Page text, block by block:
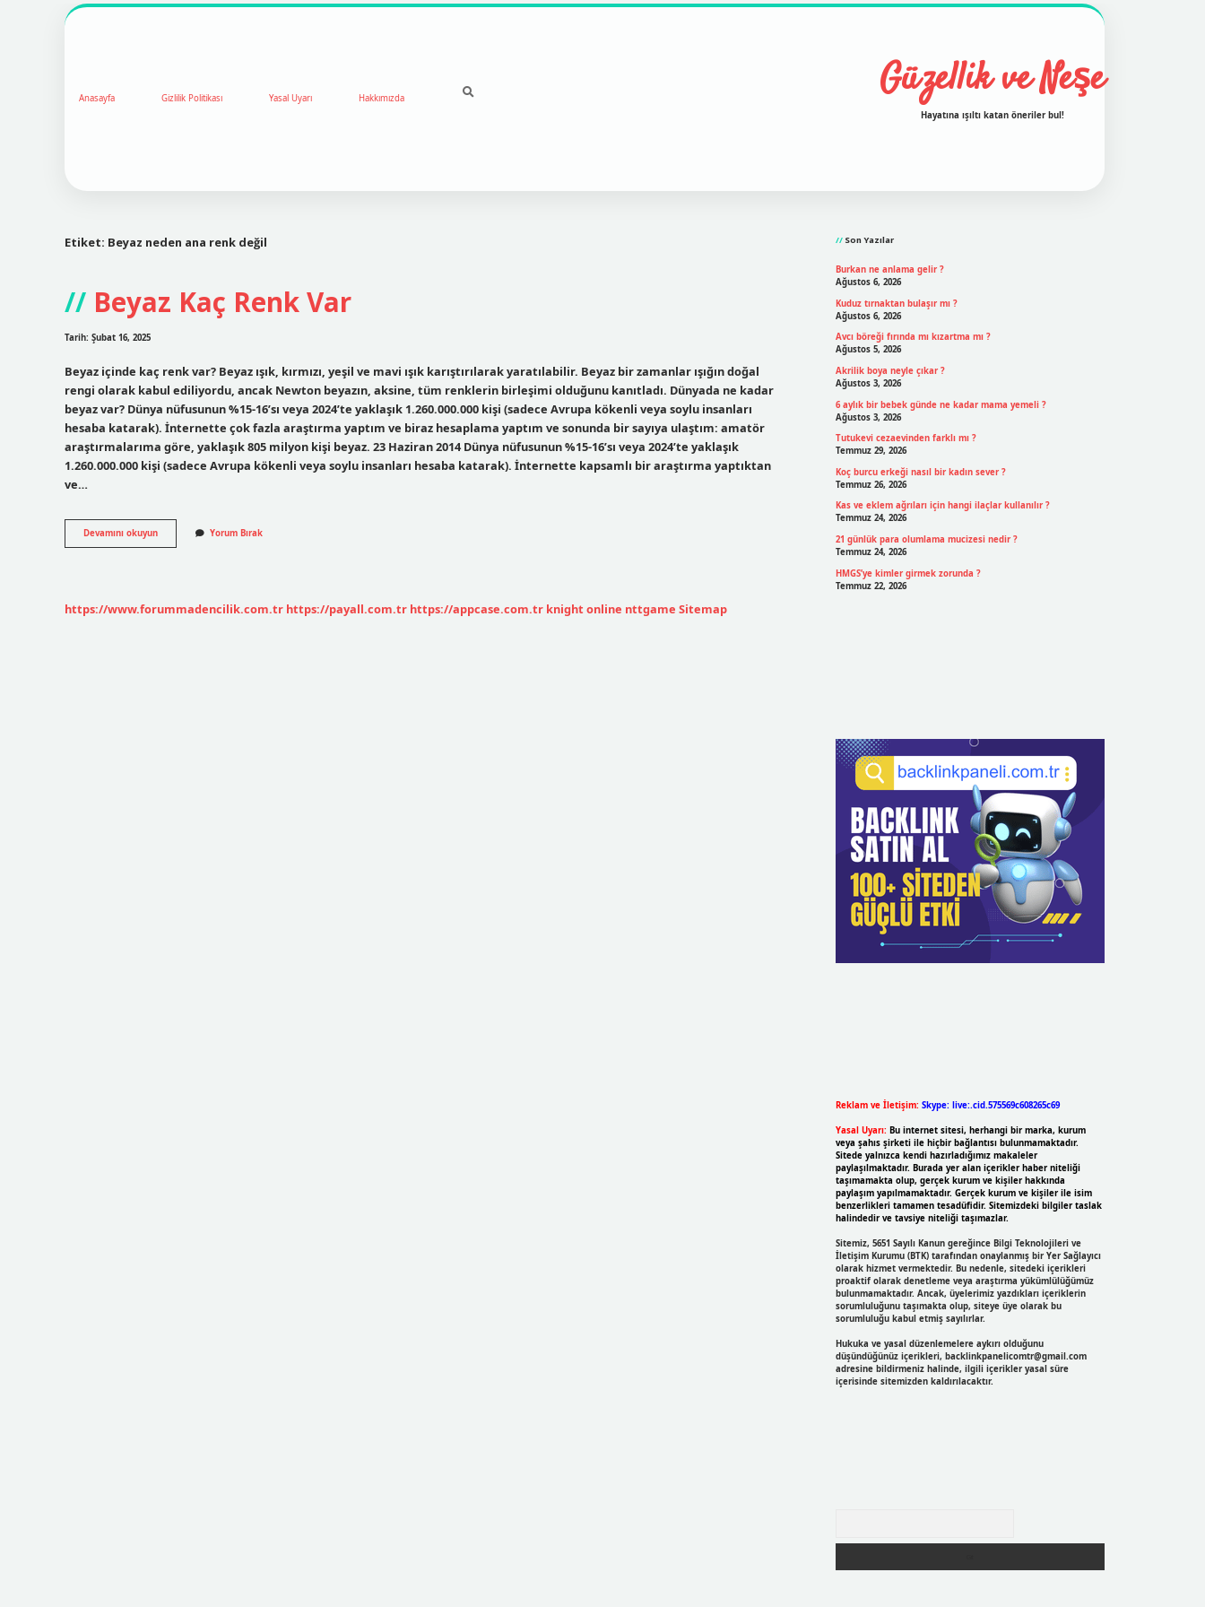
Anasayfa Gizlilik Politikası Yasal Uyarı Hakkımızda Güzellik ve Neşe
Hayatına ışıltı katan öneriler bul!
Etiket: Beyaz neden ana renk değil
Beyaz Kaç Renk Var
Tarih: Şubat 16, 2025
Beyaz içinde kaç renk var? Beyaz ışık, kırmızı, yeşil ve mavi ışık karıştırılarak yaratılabilir. Beyaz bir zamanlar ışığın doğal
rengi olarak kabul ediliyordu, ancak Newton beyazın, aksine, tüm renklerin birleşimi olduğunu kanıtladı. Dünyada ne kadar
beyaz var? Dünya nüfusunun %15-16’sı veya 2024’te yaklaşık 1.260.000.000 kişi (sadece Avrupa kökenli veya soylu insanları
hesaba katarak). İnternette çok fazla araştırma yaptım ve biraz hesaplama yaptım ve sonunda bir sayıya ulaştım: amatör
araştırmalarıma göre, yaklaşık 805 milyon kişi beyaz. 23 Haziran 2014 Dünya nüfusunun %15-16’sı veya 2024’te yaklaşık
1.260.000.000 kişi (sadece Avrupa kökenli veya soylu insanları hesaba katarak). İnternette kapsamlı bir araştırma yaptıktan
ve…
Devamını okuyunBeyaz
Kaç
Yorum Bırak
https://www.forummadencilik.com.tr https://payall.com.tr https://appcase.com.tr knight online nttgame Sitemap
Son Yazılar
Burkan ne anlama gelir ?
Ağustos 6, 2026
Kuduz tırnaktan bulaşır mı ?
Ağustos 6, 2026
Avcı böreği fırında mı kızartma mı ?
Ağustos 5, 2026
Akrilik boya neyle çıkar ?
Ağustos 3, 2026
6 aylık bir bebek günde ne kadar mama yemeli ?
Ağustos 3, 2026
Tutukevi cezaevinden farklı mı ?
Temmuz 29, 2026
Koç burcu erkeği nasıl bir kadın sever ?
Temmuz 26, 2026
Kas ve eklem ağrıları için hangi ilaçlar kullanılır ?
Temmuz 24, 2026
21 günlük para olumlama mucizesi nedir ?
Temmuz 24, 2026
HMGS’ye kimler girmek zorunda ?
Temmuz 22, 2026
Reklam ve İletişim: Skype: live:.cid.575569c608265c69
Yasal Uyarı: Bu internet sitesi, herhangi bir marka, kurum
veya şahıs şirketi ile hiçbir bağlantısı bulunmamaktadır.
Sitede yalnızca kendi hazırladığımız makaleler
paylaşılmaktadır. Burada yer alan içerikler haber niteliği
taşımamakta olup, gerçek kurum ve kişiler hakkında
paylaşım yapılmamaktadır. Gerçek kurum ve kişiler ile isim
benzerlikleri tamamen tesadüfidir. Sitemizdeki bilgiler taslak
halindedir ve tavsiye niteliği taşımazlar.
Sitemiz, 5651 Sayılı Kanun gereğince Bilgi Teknolojileri ve
İletişim Kurumu (BTK) tarafından onaylanmış bir Yer Sağlayıcı
olarak hizmet vermektedir. Bu nedenle, sitedeki içerikleri
proaktif olarak denetleme veya araştırma yükümlülüğümüz
bulunmamaktadır. Ancak, üyelerimiz yazdıkları içeriklerin
sorumluluğunu taşımakta olup, siteye üye olarak bu
sorumluluğu kabul etmiş sayılırlar.
Hukuka ve yasal düzenlemelere aykırı olduğunu
düşündüğünüz içerikleri, backlinkpanelicomtr@gmail.com
adresine bildirmeniz halinde, ilgili içerikler yasal süre
içerisinde sitemizden kaldırılacaktır.